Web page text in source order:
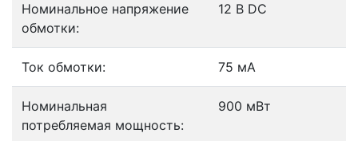
Номинальное напряжение
обмотки:
12 В DC
Ток обмотки: 75 мА
Номинальная
потребляемая мощность:
900 мВт